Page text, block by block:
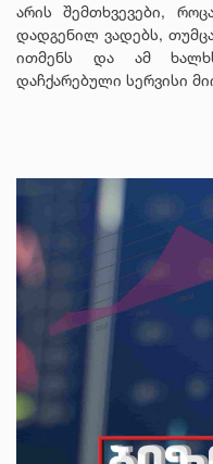
არის შემთხვევები,
დადგენილ ვადებს,
ითმენს და ამ
დაჩქარებული სერვისი